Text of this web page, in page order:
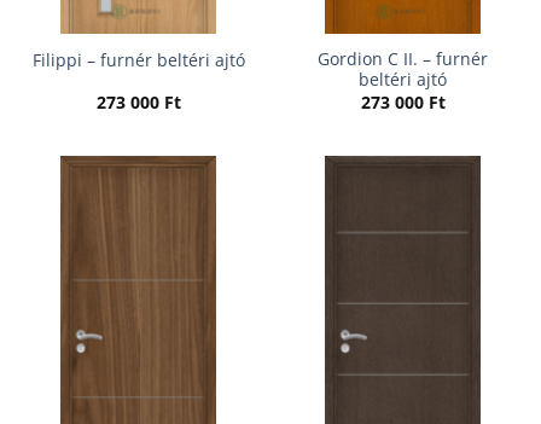
Filippi – furnér beltéri ajtó
273 000 Ft
Gordion C II. – furnér
beltéri ajtó
273 000 Ft